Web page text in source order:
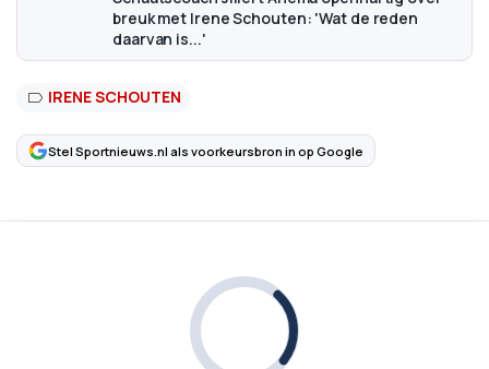
breuk met Irene Schouten: 'Wat de reden
daarvan is...'
IRENE SCHOUTEN
Stel Sportnieuws.nl als voorkeursbron in op Google